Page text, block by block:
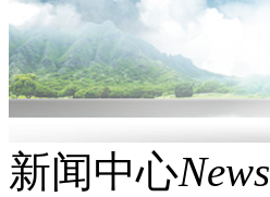
新闻中心News